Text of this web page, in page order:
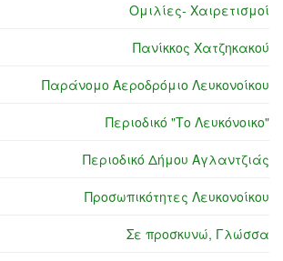
Ομιλίες- Χαιρετισμοί
Πανίκκος Χατζηκακού
Παράνομο Αεροδρόμιο Λευκονοίκου
Περιοδικό "Το Λευκόνοικο"
Περιοδικό Δήμου Αγλαντζιάς
Προσωπικότητες Λευκονοίκου
Σε προσκυνώ, Γλώσσα